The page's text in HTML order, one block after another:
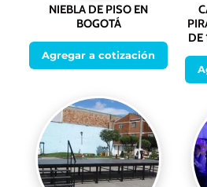
NIEBLA DE PISO EN
BOGOTÁ
Agregar a cotización
DE